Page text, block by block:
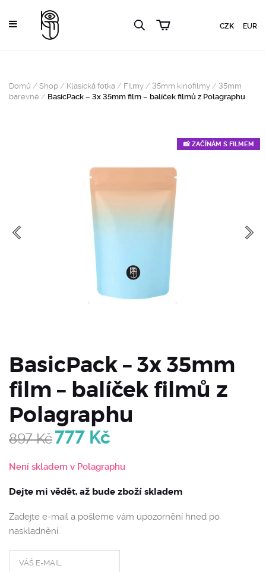
CZK EUR
Domů / Shop / Klasická fotka / Filmy / 35mm kinofilmy / 35mm
barevné / BasicPack – 3x 35mm film – balíček filmů z Polagraphu
📸 ZAČÍNÁM S FILMEM
BasicPack – 3x 35mm
film – balíček filmů z
Polagraphu
897Kč Original
was:
777 Kč
is:
Není skladem v Polagraphu
Dejte mi vědět, až bude zboží skladem
Zadejte e-mail a pošleme vám upozornění hned po
naskladnění.